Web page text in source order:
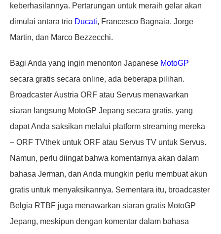
keberhasilannya. Pertarungan untuk meraih gelar akan
dimulai antara trio Ducati, Francesco Bagnaia, Jorge
Martin, dan Marco Bezzecchi.
Bagi Anda yang ingin menonton Japanese MotoGP
secara gratis secara online, ada beberapa pilihan.
Broadcaster Austria ORF atau Servus menawarkan
siaran langsung MotoGP Jepang secara gratis, yang
dapat Anda saksikan melalui platform streaming mereka
– ORF TVthek untuk ORF atau Servus TV untuk Servus.
Namun, perlu diingat bahwa komentarnya akan dalam
bahasa Jerman, dan Anda mungkin perlu membuat akun
gratis untuk menyaksikannya. Sementara itu, broadcaster
Belgia RTBF juga menawarkan siaran gratis MotoGP
Jepang, meskipun dengan komentar dalam bahasa